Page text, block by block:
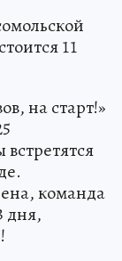
11
на старт!»
команда
дня,